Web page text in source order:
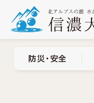
防災・安全